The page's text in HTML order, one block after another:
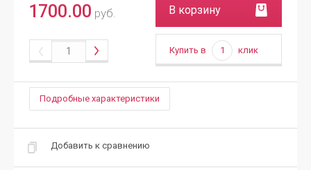
1700.00 руб. В корзину
Купить в 1 клик
Подробные характеристики
Добавить к сравнению